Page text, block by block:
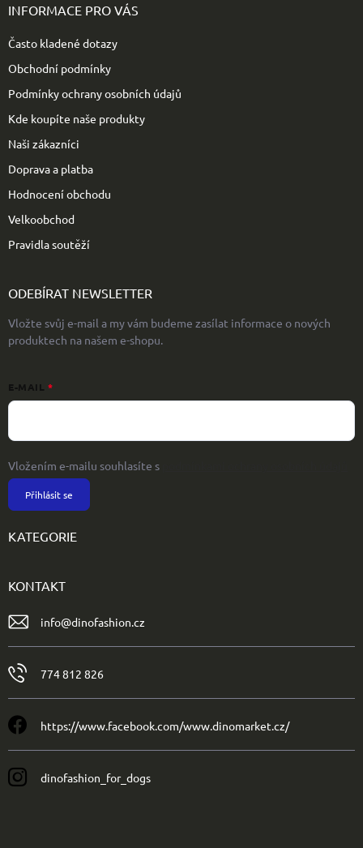
INFORMACE PRO VÁS
Často kladené dotazy
Obchodní podmínky
Podmínky ochrany osobních údajů
Kde koupíte naše produkty
Naši zákazníci
Doprava a platba
Hodnocení obchodu
Velkoobchod
Pravidla soutěží
ODEBÍRAT NEWSLETTER
Vložte svůj e-mail a my vám budeme zasílat informace o nových
produktech na našem e-shopu.
E-MAIL
Vložením e-mailu souhlasíte s
Přihlásit se
KATEGORIE
KONTAKT
info@dinofashion.cz
774 812 826
https://www.facebook.com/www.dinomarket.cz/
dinofashion_for_dogs